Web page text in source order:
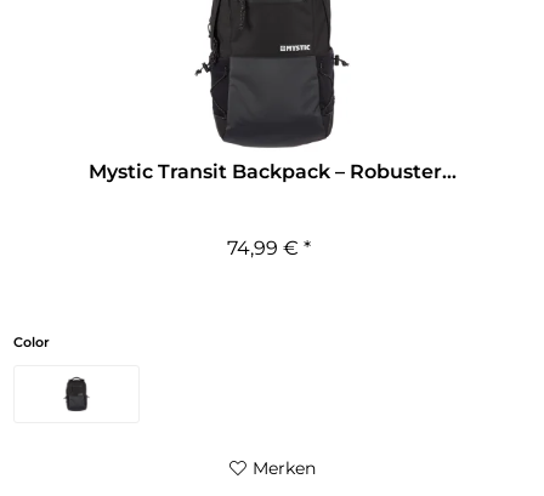
Mystic Transit Backpack – Robuster...
74,99 € *
Color
Merken